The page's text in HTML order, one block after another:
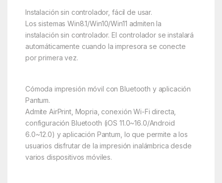
Instalación sin controlador, fácil de usar.
Los sistemas Win8.1/Win10/Win11 admiten la
instalación sin controlador. El controlador se instalará
automáticamente cuando la impresora se conecte
por primera vez.
Cómoda impresión móvil con Bluetooth y aplicación
Pantum.
Admite AirPrint, Mopria, conexión Wi-Fi directa,
configuración Bluetooth (iOS 11.0~16.0/Android
6.0~12.0) y aplicación Pantum, lo que permite a los
usuarios disfrutar de la impresión inalámbrica desde
varios dispositivos móviles.